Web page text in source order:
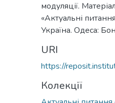
модуляції.
«Актуальні
Україна. Одеса:
URI
https://
Колекції